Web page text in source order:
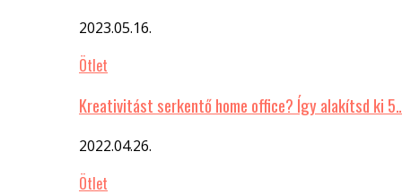
2023.05.16.
Ötlet
Kreativitást serkentő home office? Így alakítsd ki
2022.04.26.
Ötlet